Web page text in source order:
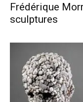
Frédérique
sculptures